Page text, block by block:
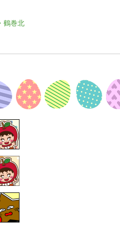
鶴巻北